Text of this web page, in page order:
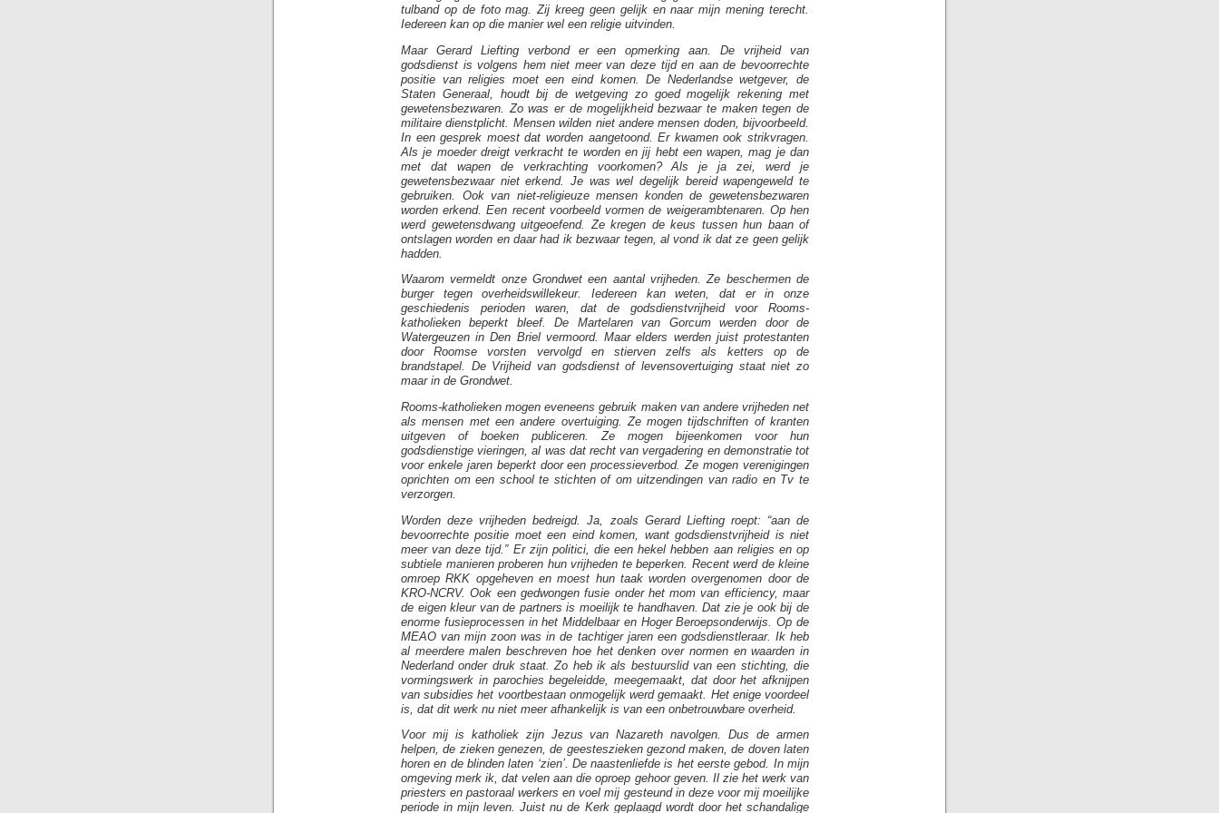
tulband op de foto mag. Zij kreeg geen gelijk en naar mijn mening terecht.
Iedereen kan op die manier wel een religie uitvinden.
Maar Gerard Liefting verbond er een opmerking aan. De vrijheid van
godsdienst is volgens hem niet meer van deze tijd en aan de bevoorrechte
positie van religies moet een eind komen. De Nederlandse wetgever, de
Staten Generaal, houdt bij de wetgeving zo goed mogelijk rekening met
gewetensbezwaren. Zo was er de mogelijkheid bezwaar te maken tegen de
militaire dienstplicht. Mensen wilden niet andere mensen doden, bijvoorbeeld.
In een gesprek moest dat worden aangetoond. Er kwamen ook strikvragen.
Als je moeder dreigt verkracht te worden en jij hebt een wapen, mag je dan
met dat wapen de verkrachting voorkomen? Als je ja zei, werd je
gewetensbezwaar niet erkend. Je was wel degelijk bereid wapengeweld te
gebruiken. Ook van niet-religieuze mensen konden de gewetensbezwaren
worden erkend. Een recent voorbeeld vormen de weigerambtenaren. Op hen
werd gewetensdwang uitgeoefend. Ze kregen de keus tussen hun baan of
ontslagen worden en daar had ik bezwaar tegen, al vond ik dat ze geen gelijk
hadden.
Waarom vermeldt onze Grondwet een aantal vrijheden. Ze beschermen de
burger tegen overheidswillekeur. Iedereen kan weten, dat er in onze
geschiedenis perioden waren, dat de godsdienstvrijheid voor Rooms-
katholieken beperkt bleef. De Martelaren van Gorcum werden door de
Watergeuzen in Den Briel vermoord. Maar elders werden juist protestanten
door Roomse vorsten vervolgd en stierven zelfs als ketters op de
brandstapel. De Vrijheid van godsdienst of levensovertuiging staat niet zo
maar in de Grondwet.
Rooms-katholieken mogen eveneens gebruik maken van andere vrijheden net
als mensen met een andere overtuiging. Ze mogen tijdschriften of kranten
uitgeven of boeken publiceren. Ze mogen bijeenkomen voor hun
godsdienstige vieringen, al was dat recht van vergadering en demonstratie tot
voor enkele jaren beperkt door een processieverbod. Ze mogen verenigingen
oprichten om een school te stichten of om uitzendingen van radio en Tv te
verzorgen.
Worden deze vrijheden bedreigd. Ja, zoals Gerard Liefting roept: “aan de
bevoorrechte positie moet een eind komen, want godsdienstvrijheid is niet
meer van deze tijd.” Er zijn politici, die een hekel hebben aan religies en op
subtiele manieren proberen hun vrijheden te beperken. Recent werd de kleine
omroep RKK opgeheven en moest hun taak worden overgenomen door de
KRO-NCRV. Ook een gedwongen fusie onder het mom van efficiency, maar
de eigen kleur van de partners is moeilijk te handhaven. Dat zie je ook bij de
enorme fusieprocessen in het Middelbaar en Hoger Beroepsonderwijs. Op de
MEAO van mijn zoon was in de tachtiger jaren een godsdienstleraar. Ik heb
al meerdere malen beschreven hoe het denken over normen en waarden in
Nederland onder druk staat. Zo heb ik als bestuurslid van een stichting, die
vormingswerk in parochies begeleidde, meegemaakt, dat door het afknijpen
van subsidies het voortbestaan onmogelijk werd gemaakt. Het enige voordeel
is, dat dit werk nu niet meer afhankelijk is van een onbetrouwbare overheid.
Voor mij is katholiek zijn Jezus van Nazareth navolgen. Dus de armen
helpen, de zieken genezen, de geesteszieken gezond maken, de doven laten
horen en de blinden laten ‘zien’. De naastenliefde is het eerste gebod. In mijn
omgeving merk ik, dat velen aan die oproep gehoor geven. Il zie het werk van
priesters en pastoraal werkers en voel mij gesteund in deze voor mij moeilijke
periode in mijn leven. Juist nu de Kerk geplaagd wordt door het schandalige